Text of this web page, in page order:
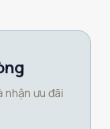
ưu đãi